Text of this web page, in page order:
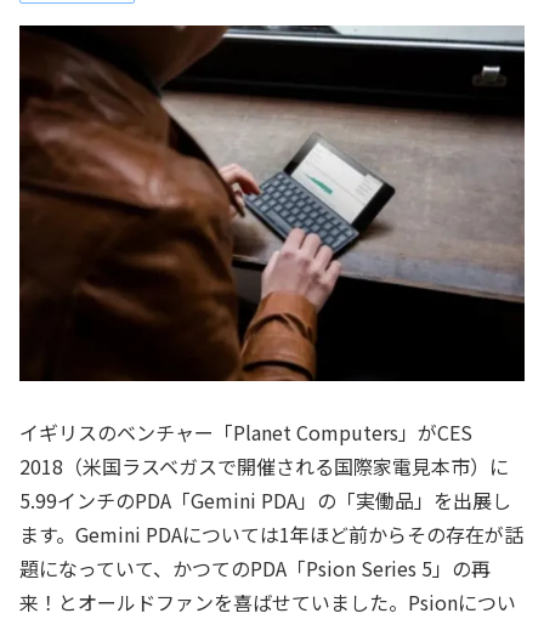
イギリスのベンチャー「Planet Computers」がCES
2018（米国ラスベガスで開催される国際家電見本市）に
5.99インチのPDA「Gemini PDA」の「実働品」を出展し
ます。Gemini PDAについては1年ほど前からその存在が話
題になっていて、かつてのPDA「Psion Series 5」の再
来！とオールドファンを喜ばせていました。Psionについ